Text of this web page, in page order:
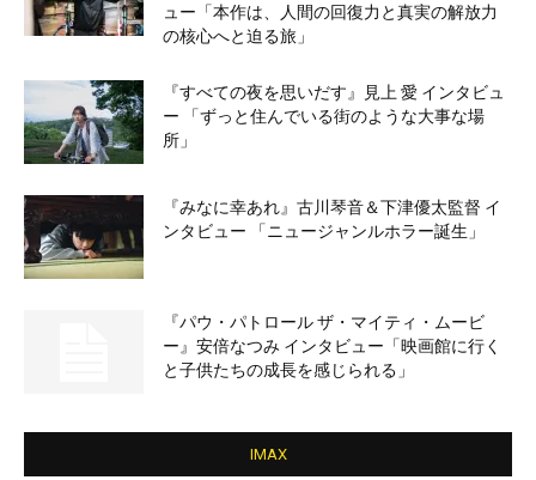
ュー「本作は、人間の回復力と真実の解放力
の核心へと迫る旅」
『すべての夜を思いだす』見上 愛 インタビュ
ー 「ずっと住んでいる街のような大事な場
所」
『みなに幸あれ』古川琴音＆下津優太監督 イ
ンタビュー 「ニュージャンルホラー誕生」
『パウ・パトロール ザ・マイティ・ムービ
ー』安倍なつみ インタビュー「映画館に行く
と子供たちの成長を感じられる」
IMAX